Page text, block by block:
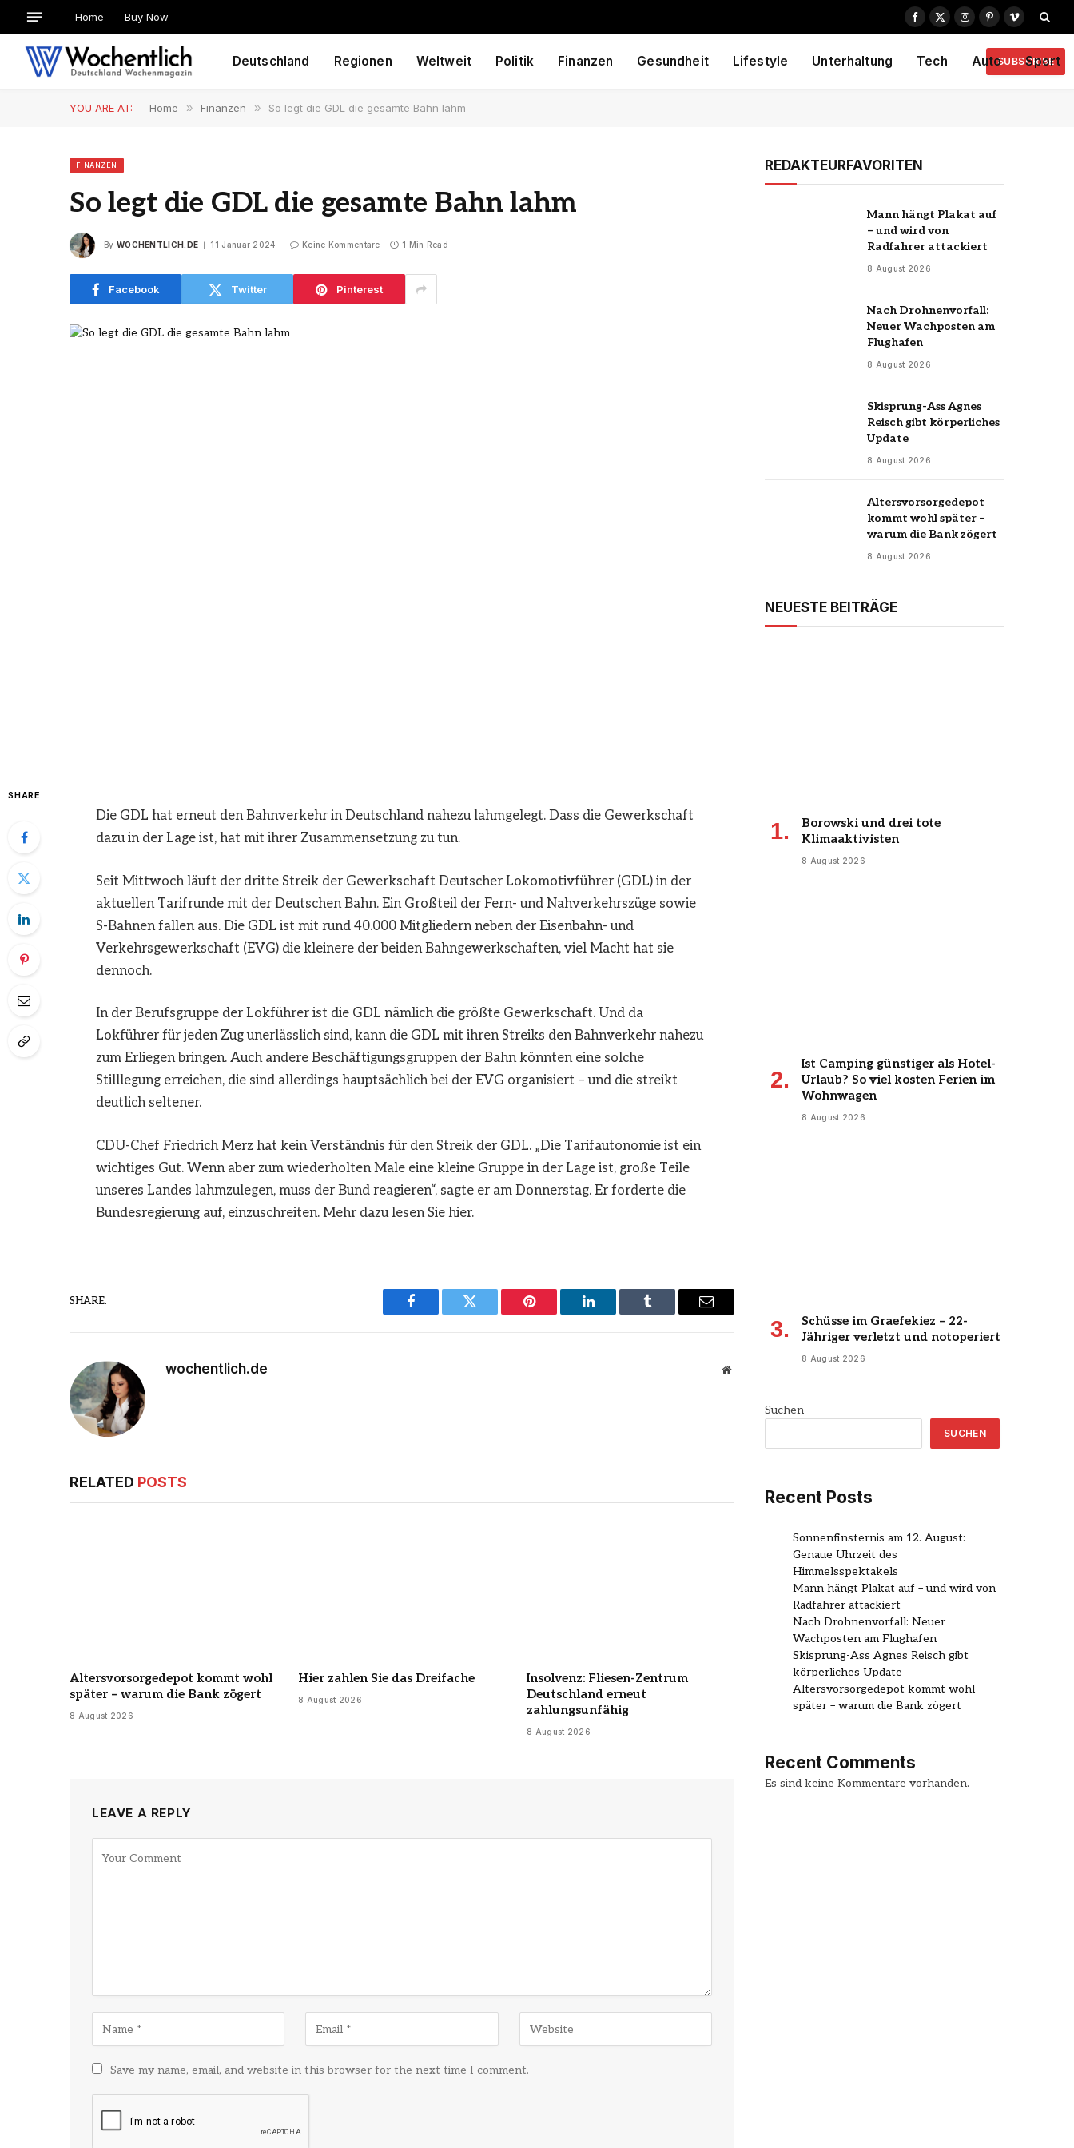
Home Buy Now
Facebook
X
Instagram
PinterestVimeo
Deutschland Regionen Weltweit Politik Finanzen Gesundheit Lifestyle Unterhaltung Tech Auto Sport
SUBSCRIBE
YOU ARE AT: Home » Finanzen » So legt die GDL die gesamte Bahn lahm
FINANZEN
So legt die GDL die gesamte Bahn lahm
By WOCHENTLICH.DE 11 Januar 2024 Keine Kommentare 1 Min Read
Facebook Twitter Pinterest
SHARE
Die GDL hat erneut den Bahnverkehr in Deutschland nahezu lahmgelegt. Dass die Gewerkschaft
dazu in der Lage ist, hat mit ihrer Zusammensetzung zu tun.
Seit Mittwoch läuft der dritte Streik der Gewerkschaft Deutscher Lokomotivführer (GDL) in der
aktuellen Tarifrunde mit der Deutschen Bahn. Ein Großteil der Fern- und Nahverkehrszüge sowie
S-Bahnen fallen aus. Die GDL ist mit rund 40.000 Mitgliedern neben der Eisenbahn- und
Verkehrsgewerkschaft (EVG) die kleinere der beiden Bahngewerkschaften, viel Macht hat sie
dennoch.
In der Berufsgruppe der Lokführer ist die GDL nämlich die größte Gewerkschaft. Und da
Lokführer für jeden Zug unerlässlich sind, kann die GDL mit ihren Streiks den Bahnverkehr nahezu
zum Erliegen bringen. Auch andere Beschäftigungsgruppen der Bahn könnten eine solche
Stilllegung erreichen, die sind allerdings hauptsächlich bei der EVG organisiert – und die streikt
deutlich seltener.
CDU-Chef Friedrich Merz hat kein Verständnis für den Streik der GDL. „Die Tarifautonomie ist ein
wichtiges Gut. Wenn aber zum wiederholten Male eine kleine Gruppe in der Lage ist, große Teile
unseres Landes lahmzulegen, muss der Bund reagieren“, sagte er am Donnerstag. Er forderte die
Bundesregierung auf, einzuschreiten. Mehr dazu lesen Sie hier.
SHARE.
Facebook Twitter Pinterest LinkedIn Tumblr Email
wochentlich.de Website
RELATED POSTS
Altersvorsorgedepot kommt wohl
später – warum die Bank zögert
8 August 2026
Hier zahlen Sie das Dreifache
8 August 2026
Insolvenz: Fliesen-Zentrum
Deutschland erneut
zahlungsunfähig
8 August 2026
LEAVE A REPLY
Save my name, email, and website in this browser for the next time I comment.
REDAKTEURFAVORITEN
Mann hängt Plakat auf
– und wird von
Radfahrer attackiert
8 August 2026
Nach Drohnenvorfall:
Neuer Wachposten am
Flughafen
8 August 2026
Skisprung-Ass Agnes
Reisch gibt körperliches
Update
8 August 2026
Altersvorsorgedepot
kommt wohl später –
warum die Bank zögert
8 August 2026
NEUESTE BEITRÄGE
Borowski und drei tote
Klimaaktivisten
8 August 2026
Ist Camping günstiger als Hotel-
Urlaub? So viel kosten Ferien im
Wohnwagen
8 August 2026
Schüsse im Graefekiez – 22-
Jähriger verletzt und notoperiert
8 August 2026
Suchen
SUCHEN
Recent Posts
Sonnenfinsternis am 12. August:
Genaue Uhrzeit des
Himmelsspektakels
Mann hängt Plakat auf – und wird von
Radfahrer attackiert
Nach Drohnenvorfall: Neuer
Wachposten am Flughafen
Skisprung-Ass Agnes Reisch gibt
körperliches Update
Altersvorsorgedepot kommt wohl
später – warum die Bank zögert
Recent Comments
Es sind keine Kommentare vorhanden.